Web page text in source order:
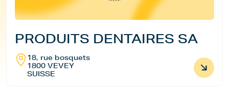
PRODUITS DENTAIRES SA
18, rue bosquets
1800 VEVEY
SUISSE